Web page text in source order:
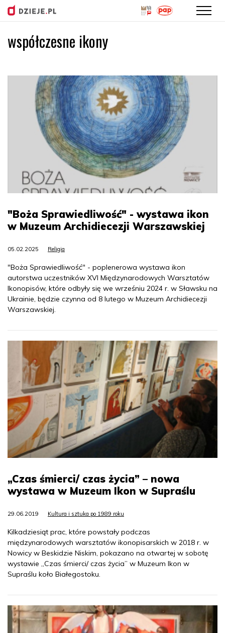
współczesne ikony
"Boża Sprawiedliwość" - wystawa ikon
w Muzeum Archidiecezji Warszawskiej
05.02.2025 Religia
"Boża Sprawiedliwość" - poplenerowa wystawa ikon
autorstwa uczestników XVI Międzynarodowych Warsztatów
Ikonopisów, które odbyły się we wrześniu 2024 r. w Sławsku na
Ukrainie, będzie czynna od 8 lutego w Muzeum Archidiecezji
Warszawskiej.
„Czas śmierci/ czas życia” – nowa
wystawa w Muzeum Ikon w Supraślu
29.06.2019 Kultura i sztuka po 1989 roku
Kilkadziesiąt prac, które powstały podczas
międzynarodowych warsztatów ikonopisarskich w 2018 r. w
Nowicy w Beskidzie Niskim, pokazano na otwartej w sobotę
wystawie „Czas śmierci/ czas życia” w Muzeum Ikon w
Supraślu koło Białegostoku.